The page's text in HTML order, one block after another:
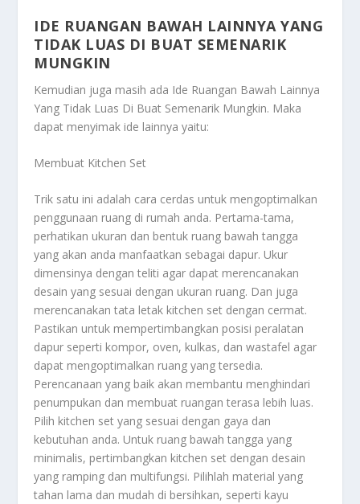
IDE RUANGAN BAWAH LAINNYA YANG
TIDAK LUAS DI BUAT SEMENARIK
MUNGKIN
Kemudian juga masih ada Ide Ruangan Bawah Lainnya
Yang Tidak Luas Di Buat Semenarik Mungkin. Maka
dapat menyimak ide lainnya yaitu:
Membuat Kitchen Set
Trik satu ini adalah cara cerdas untuk mengoptimalkan
penggunaan ruang di rumah anda. Pertama-tama,
perhatikan ukuran dan bentuk ruang bawah tangga
yang akan anda manfaatkan sebagai dapur. Ukur
dimensinya dengan teliti agar dapat merencanakan
desain yang sesuai dengan ukuran ruang. Dan juga
merencanakan tata letak kitchen set dengan cermat.
Pastikan untuk mempertimbangkan posisi peralatan
dapur seperti kompor, oven, kulkas, dan wastafel agar
dapat mengoptimalkan ruang yang tersedia.
Perencanaan yang baik akan membantu menghindari
penumpukan dan membuat ruangan terasa lebih luas.
Pilih kitchen set yang sesuai dengan gaya dan
kebutuhan anda. Untuk ruang bawah tangga yang
minimalis, pertimbangkan kitchen set dengan desain
yang ramping dan multifungsi. Pilihlah material yang
tahan lama dan mudah di bersihkan, seperti kayu